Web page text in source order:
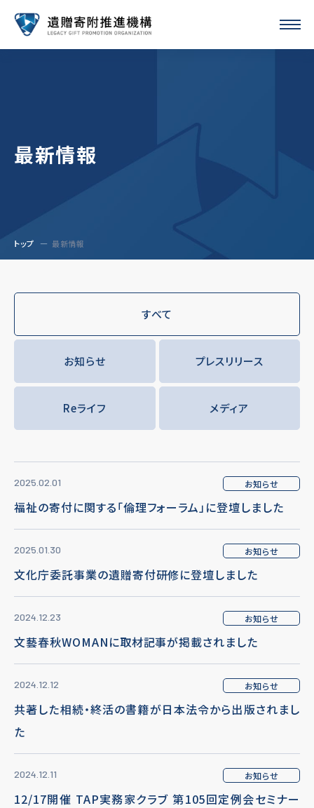
最新情報
トップ 最新情報
すべて
お知らせ プレスリリース
Reライフ メディア
2025.02.01 お知らせ
福祉の寄付に関する「倫理フォーラム」に登壇しました
2025.01.30 お知らせ
文化庁委託事業の遺贈寄付研修に登壇しました
2024.12.23 お知らせ
文藝春秋WOMANに取材記事が掲載されました
2024.12.12 お知らせ
共著した相続・終活の書籍が日本法令から出版されまし
た
2024.12.11 お知らせ
12/17開催 TAP実務家クラブ 第105回定例会セミナー